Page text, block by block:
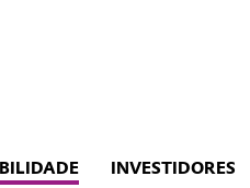
INVESTIDORES